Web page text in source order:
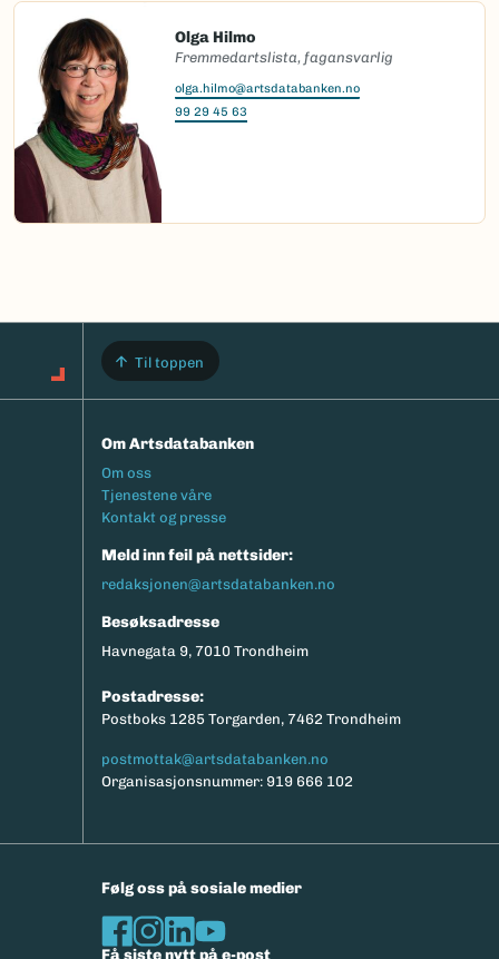
Olga Hilmo
Fremmedartslista, fagansvarlig
olga.hilmo@artsdatabanken.no
99 29 45 63
Til toppen
Om Artsdatabanken
Footermeny
Om oss
Tjenestene våre
Kontakt og presse
Meld inn feil på nettsider:
redaksjonen@artsdatabanken.no
Besøksadresse
Havnegata 9, 7010 Trondheim
Postadresse:
Postboks 1285 Torgarden, 7462 Trondheim
postmottak@artsdatabanken.no
Organisasjonsnummer: 919 666 102
Følg oss på sosiale medier
Få siste nytt på e-post